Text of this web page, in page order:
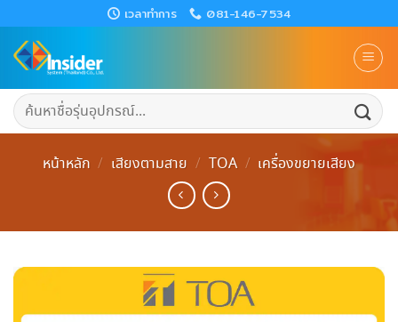
to
content
เวลาทำการ 081-146-7534
ค้นหา:
หน้าหลัก / เสียงตามสาย / TOA / เครื่องขยายเสียง